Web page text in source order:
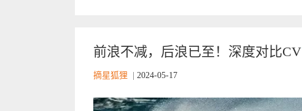
前浪不减，后浪已至！深度对比CV
摘星狐狸 2024-05-17